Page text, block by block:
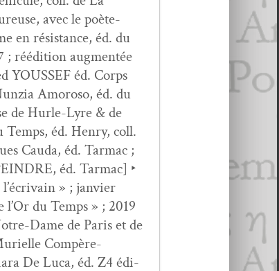
avec le poète-
en résis­tance, éd. du
; réédi­tion aug­men­tée
YOUSSEF éd. Corps
Amoroso, éd. du
de Hurle-Lyre & de
Temps, éd. Hen­ry, coll.
Cau­da, éd. Tar­mac ;
éd. Tar­mac] ‣
» ; jan­vi­er
du Temps » ; 2019
Dame de Paris et de
Com­père-
De Luca, éd. Z4 édi­